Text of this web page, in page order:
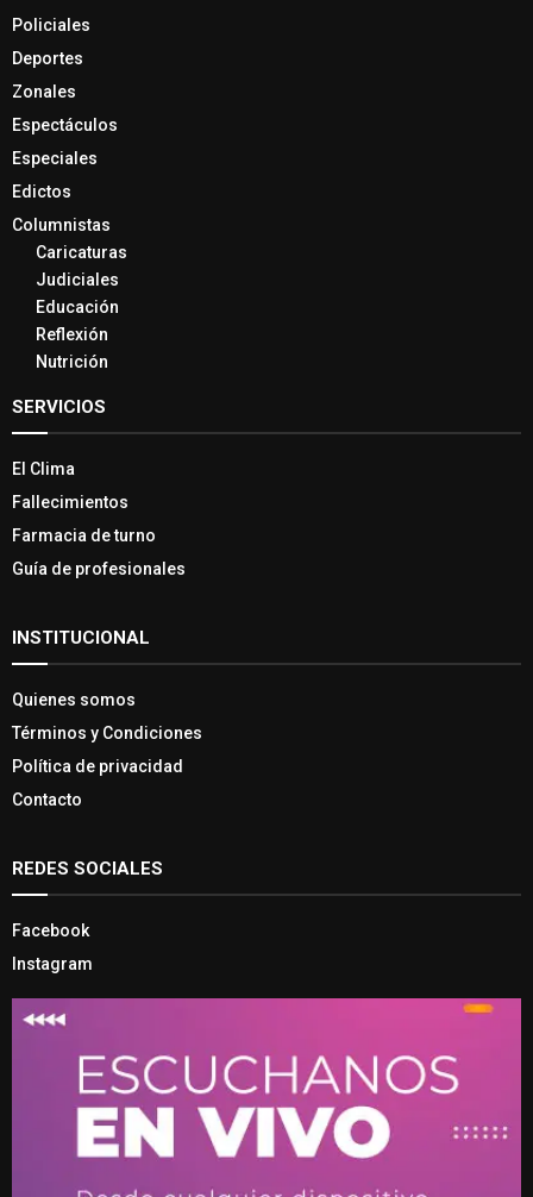
Policiales
Deportes
Zonales
Espectáculos
Especiales
Edictos
Columnistas
Caricaturas
Judiciales
Educación
Reflexión
Nutrición
SERVICIOS
El Clima
Fallecimientos
Farmacia de turno
Guía de profesionales
INSTITUCIONAL
Quienes somos
Términos y Condiciones
Política de privacidad
Contacto
REDES SOCIALES
Facebook
Instagram